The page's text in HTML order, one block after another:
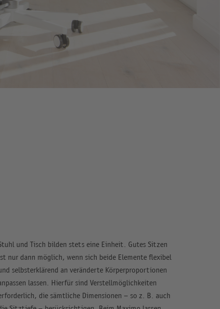
und Tisch bilden stets eine Einheit. Gutes Sitzen
nur dann mög­lich, wenn sich beide Elemente flexibel
selbst­er­klärend an veränderte Körper­proportionen
lassen. Hierfür sind Verstell­möglich­keiten
die sämt­liche Dimensionen – so z. B. auch